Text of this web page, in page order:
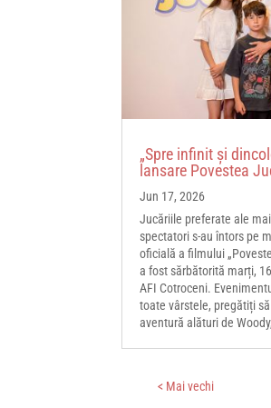
„Spre infinit și
lansare Povestea
Jun 17, 2026
Jucăriile preferate ale
spectatori s-au întors pe
oficială a filmului
a fost sărbătorită marți,
AFI Cotroceni.
toate vârstele, pregătiți
aventură alături de